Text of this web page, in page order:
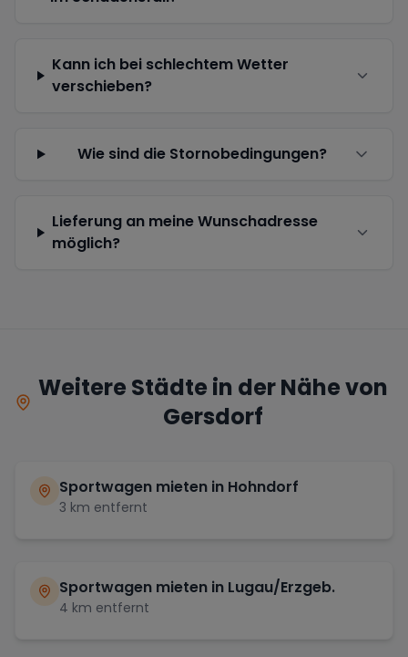
Kann ich bei schlechtem Wetter
verschieben?
Wie sind die Stornobedingungen?
Lieferung an meine Wunschadresse
möglich?
Weitere Städte in der Nähe von
Gersdorf
Sportwagen mieten in Hohndorf
3 km entfernt
Sportwagen mieten in Lugau/Erzgeb.
4 km entfernt